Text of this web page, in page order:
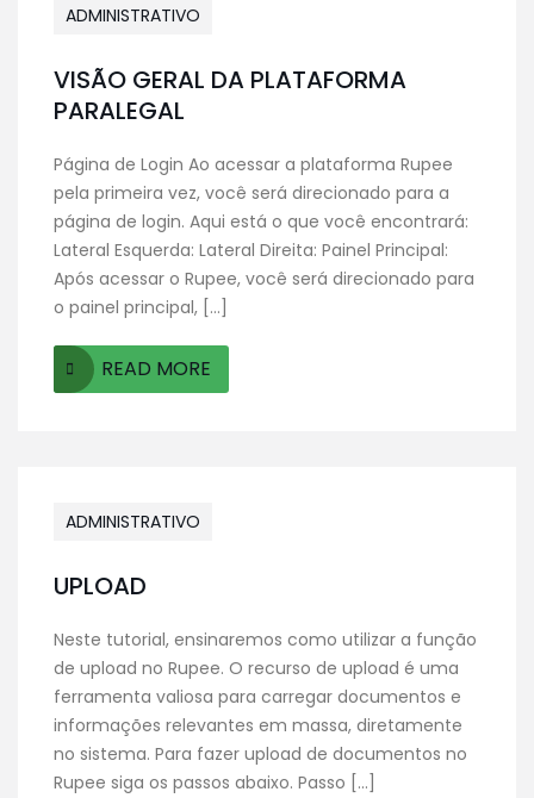
ADMINISTRATIVO
VISÃO GERAL DA PLATAFORMA
PARALEGAL
Página de Login Ao acessar a plataforma Rupee
pela primeira vez, você será direcionado para a
página de login. Aqui está o que você encontrará:
Lateral Esquerda: Lateral Direita: Painel Principal:
Após acessar o Rupee, você será direcionado para
o painel principal, […]
READ MORE
ADMINISTRATIVO
UPLOAD
Neste tutorial, ensinaremos como utilizar a função
de upload no Rupee. O recurso de upload é uma
ferramenta valiosa para carregar documentos e
informações relevantes em massa, diretamente
no sistema. Para fazer upload de documentos no
Rupee siga os passos abaixo. Passo […]